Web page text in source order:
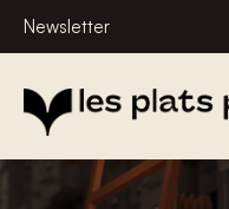
Newsletter